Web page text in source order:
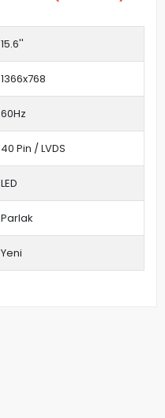
15.6''
1366x768
60Hz
40 Pin / LVDS
LED
Parlak
Yeni